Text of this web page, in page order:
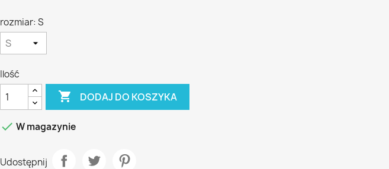
rozmiar: S
Ilość
 DODAJ DO KOSZYKA
 W magazynie
Udostępnij